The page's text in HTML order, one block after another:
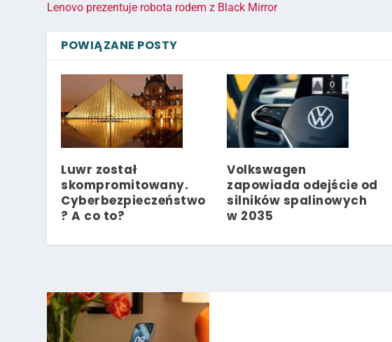
Lenovo prezentuje robota rodem z Black Mirror
POWIĄZANE POSTY
Luwr został
skompromitowany.
Cyberbezpieczeństwo
? A co to?
Volkswagen
zapowiada odejście od
silników spalinowych
w 2035